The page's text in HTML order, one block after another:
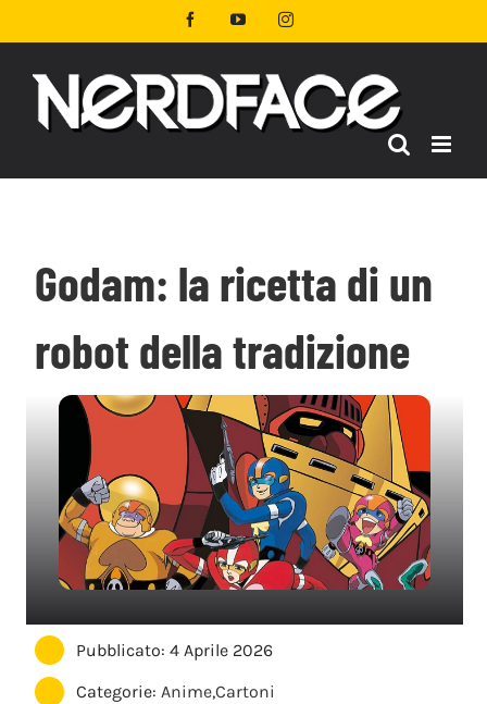
al
FacebookYouTubeInstagram
Godam: la ricetta di un
robot della tradizione
Pubblicato: 4 Aprile 2026
Categorie:Anime,Cartoni